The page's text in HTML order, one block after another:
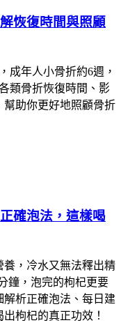
恢復時間與照顧
成年人小骨折約6週，
類骨折恢復時間、影
助你更好地照顧骨折
確泡法，這樣喝
，冷水又無法釋出精
鐘，泡完的枸杞更要
析正確泡法、每日建
枸杞的真正功效！